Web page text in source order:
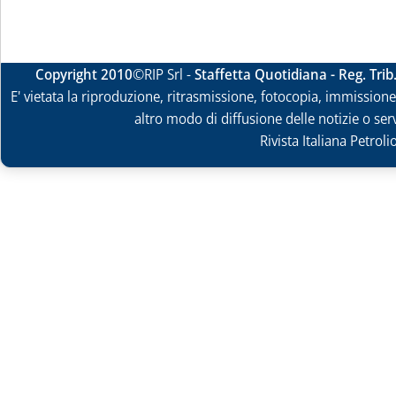
Copyright 2010©RIP Srl -Staffetta Quotidiana - Reg.
E' vietata la riproduzione, ritrasmissione, fotocopia,
altro modo di diffusione delle notizie o
Rivista Italiana